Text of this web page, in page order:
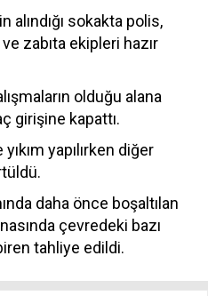
sokakta polis,
zabıta ekipleri hazır
olduğu alana
girişine kapattı.
yapılırken diğer
daha önce boşaltılan
çevredeki bazı
tahliye edildi.